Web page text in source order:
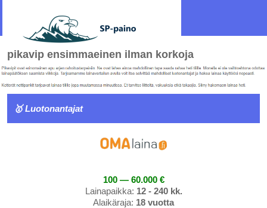
pikavip ensimmaeinen ilman korkoja
🥇 Luotonantajat
100 — 60.000 €
Lainapaikka: 12 - 240 kk.
Alaikäraja: 18 vuotta